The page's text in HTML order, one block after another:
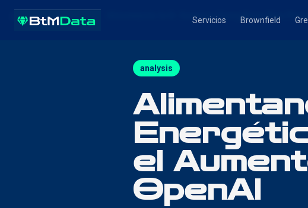
Servicios Brownfield
Inicio Blog Alimentando la IA: Sistemas Energéticos Bajo
analysis
el
OpenAI